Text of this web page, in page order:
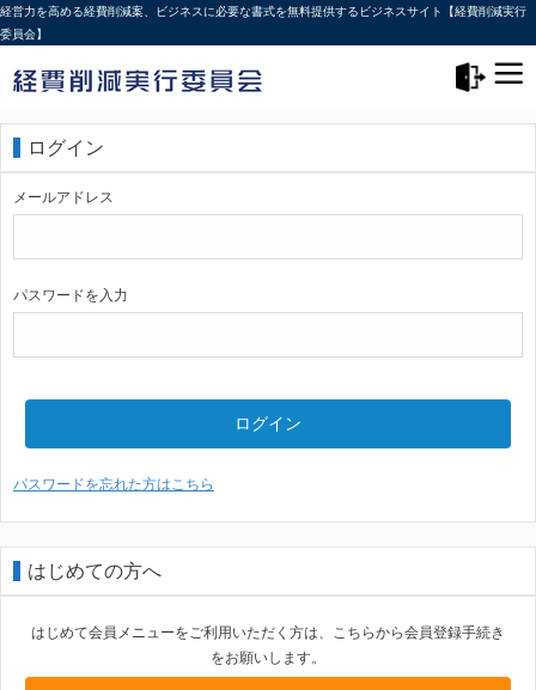
経営力を高める経費削減案、ビジネスに必要な書式を無料提供するビジネスサイト【経費削減実行
委員会】
ログイン
メールアドレス
パスワードを入力
ログイン
パスワードを忘れた方はこちら
はじめての方へ
はじめて会員メニューをご利用いただく方は、こちらから会員登録手続き
をお願いします。